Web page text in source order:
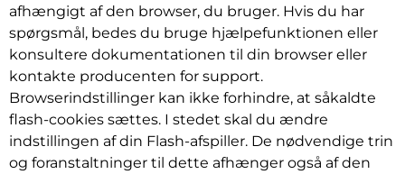
afhængigt af den browser, du bruger. Hvis du har
spørgsmål, bedes du bruge hjælpefunktionen eller
konsultere dokumentationen til din browser eller
kontakte producenten for support.
Browserindstillinger kan ikke forhindre, at såkaldte
flash-cookies sættes. I stedet skal du ændre
indstillingen af din Flash-afspiller. De nødvendige trin
og foranstaltninger til dette afhænger også af den